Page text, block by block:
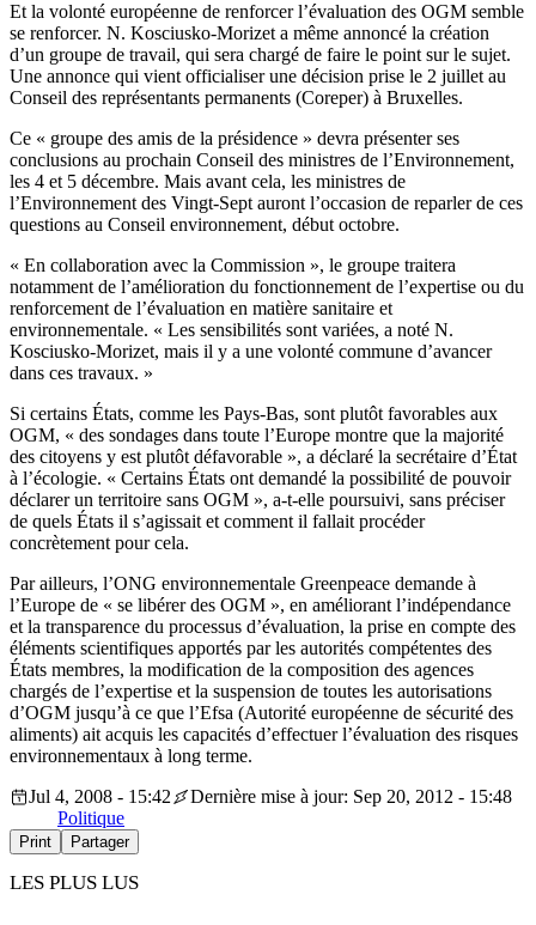
Et la volonté européenne de renforcer l’évaluation des OGM semble
se renforcer. N. Kosciusko-Morizet a même annoncé la création
d’un groupe de travail, qui sera chargé de faire le point sur le sujet.
Une annonce qui vient officialiser une décision prise le 2 juillet au
Conseil des représentants permanents (Coreper) à Bruxelles.
Ce « groupe des amis de la présidence » devra présenter ses
conclusions au prochain Conseil des ministres de l’Environnement,
les 4 et 5 décembre. Mais avant cela, les ministres de
l’Environnement des Vingt-Sept auront l’occasion de reparler de ces
questions au Conseil environnement, début octobre.
« En collaboration avec la Commission », le groupe traitera
notamment de l’amélioration du fonctionnement de l’expertise ou du
renforcement de l’évaluation en matière sanitaire et
environnementale. « Les sensibilités sont variées, a noté N.
Kosciusko-Morizet, mais il y a une volonté commune d’avancer
dans ces travaux. »
Si certains États, comme les Pays-Bas, sont plutôt favorables aux
OGM, « des sondages dans toute l’Europe montre que la majorité
des citoyens y est plutôt défavorable », a déclaré la secrétaire d’État
à l’écologie. « Certains États ont demandé la possibilité de pouvoir
déclarer un territoire sans OGM », a-t-elle poursuivi, sans préciser
de quels États il s’agissait et comment il fallait procéder
concrètement pour cela.
Par ailleurs, l’ONG environnementale Greenpeace demande à
l’Europe de « se libérer des OGM », en améliorant l’indépendance
et la transparence du processus d’évaluation, la prise en compte des
éléments scientifiques apportés par les autorités compétentes des
États membres, la modification de la composition des agences
chargés de l’expertise et la suspension de toutes les autorisations
d’OGM jusqu’à ce que l’Efsa (Autorité européenne de sécurité des
aliments) ait acquis les capacités d’effectuer l’évaluation des risques
environnementaux à long terme.
Jul 4, 2008 - 15:42
Dernière mise à jour: Sep 20, 2012 - 15:48
Politique
Print Partager
LES PLUS LUS